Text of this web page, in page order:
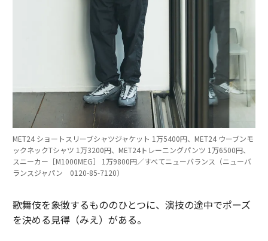
MET24 ショートスリーブシャツジャケット 1万5400円、MET24 ウーブンモ
ックネックTシャツ 1万3200円、MET24トレーニングパンツ 1万6500円、
スニーカー［M1000MEG］ 1万9800円／すべてニューバランス（ニューバ
ランスジャパン 0120-85-7120）
歌舞伎を象徴するもののひとつに、演技の途中でポーズ
を決める見得（みえ）がある。